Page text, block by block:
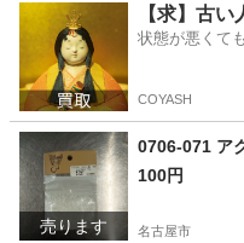
ファブリッ
【求】古
状態が悪くて
COYASH
売ります
0706-071 ア
100円
名古屋市